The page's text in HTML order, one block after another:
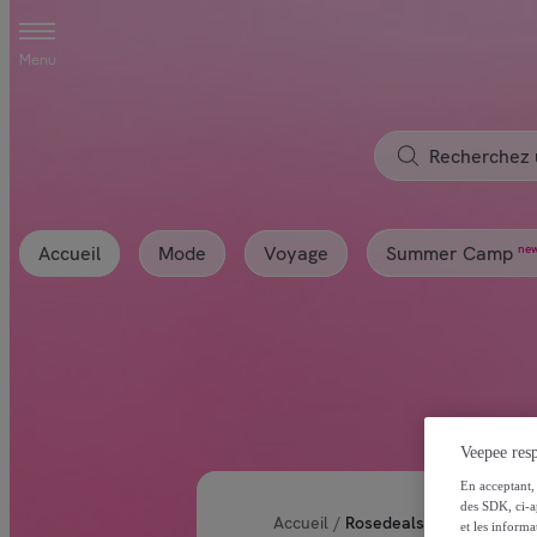
Menu
Accueil Mode Voyage Summer Camp
Accueil / Rosedeals Coupons
Veepee
En
des SDK, ci-
et les